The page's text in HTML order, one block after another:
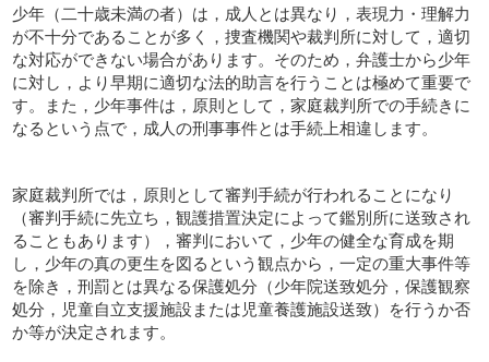
少年（二十歳未満の者）は，成人とは異なり，表現力・理解力
が不十分であることが多く，捜査機関や裁判所に対して，適切
な対応ができない場合があります。そのため，弁護士から少年
に対し，より早期に適切な法的助言を行うことは極めて重要で
す。また，少年事件は，原則として，家庭裁判所での手続きに
なるという点で，成人の刑事事件とは手続上相違します。
家庭裁判所では，原則として審判手続が行われることになり
（審判手続に先立ち，観護措置決定によって鑑別所に送致され
ることもあります），審判において，少年の健全な育成を期
し，少年の真の更生を図るという観点から，一定の重大事件等
を除き，刑罰とは異なる保護処分（少年院送致処分，保護観察
処分，児童自立支援施設または児童養護施設送致）を行うか否
か等が決定されます。